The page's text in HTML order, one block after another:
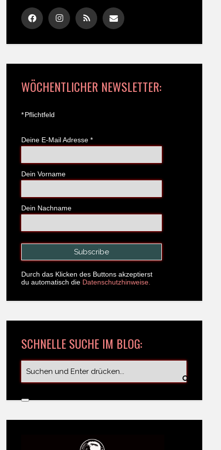
WÖCHENTLICHER NEWSLETTER:
*Pflichtfeld
Deine E-Mail Adresse *
Dein Vorname
Dein Nachname
Durch das Klicken des Buttons akzeptierst
du automatisch die Datenschutzhinweise.
SCHNELLE SUCHE IM BLOG: